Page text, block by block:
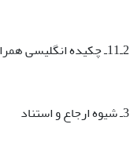
2ـ11ـ چکیده انگلیسی همراه با کلید واژه ‏ها در پایان مقاله
3ـ شیوه ارجاع و استناد